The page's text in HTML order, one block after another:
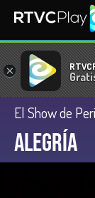
×
El Show de
Alegría